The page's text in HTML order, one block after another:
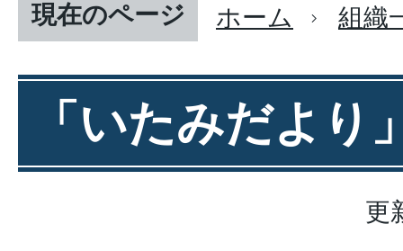
現在のページ
ホーム 組織
「いたみだより
更